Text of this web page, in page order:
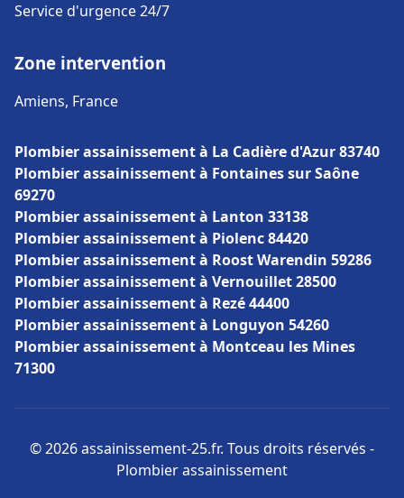
Service d'urgence 24/7
Zone intervention
Amiens, France
Plombier assainissement à La Cadière d'Azur 83740
Plombier assainissement à Fontaines sur Saône
69270
Plombier assainissement à Lanton 33138
Plombier assainissement à Piolenc 84420
Plombier assainissement à Roost Warendin 59286
Plombier assainissement à Vernouillet 28500
Plombier assainissement à Rezé 44400
Plombier assainissement à Longuyon 54260
Plombier assainissement à Montceau les Mines
71300
© 2026 assainissement-25.fr. Tous droits réservés -
Plombier assainissement